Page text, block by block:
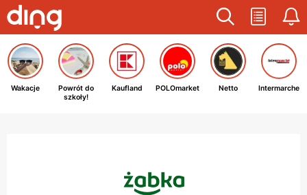
Wakacje
Powrót do
szkoły!
Kaufland POLOmarket Netto Intermarche